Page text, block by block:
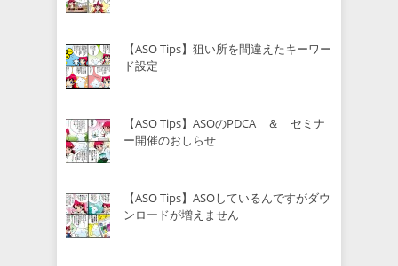
【ASO Tips】狙い所を間違えたキーワー
ド設定
【ASO Tips】ASOのPDCA ＆ セミナ
ー開催のおしらせ
【ASO Tips】ASOしているんですがダウ
ンロードが増えません